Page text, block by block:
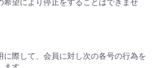
希望により停止をすることはできませ
に際して、会員に対し次の各号の行為を